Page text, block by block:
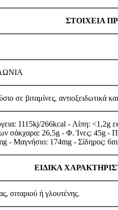
ΣΤΟΙΧΕΙΑ
σε βιταμίνες, αντιοξειδωτικά
1115kj/266kcal - Λίπη: <1,2g
σάκχαρα: 26,5g - Φ. Ίνες: 45g -
- Μαγνήσιο: 174mg - Σίδηρος:
ΕΙΔΙΚΑ
σιταριού ή γλουτένης.